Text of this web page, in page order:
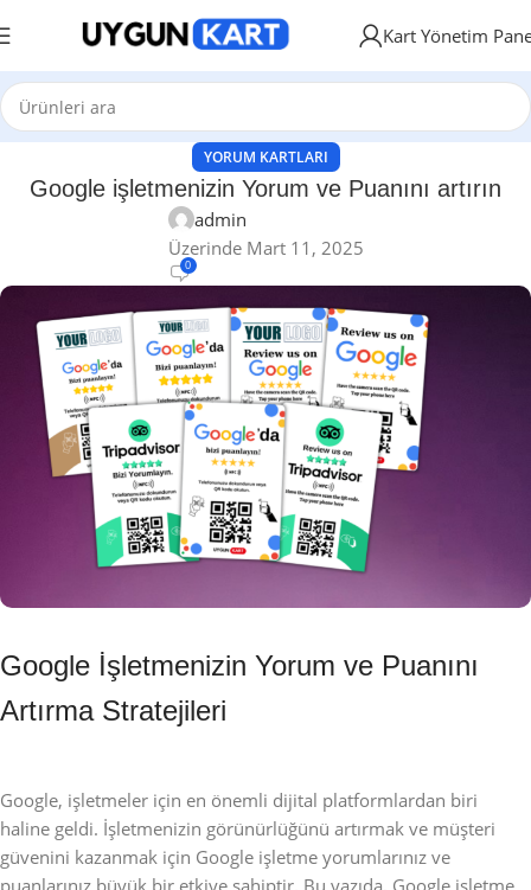
Kart Yönetim
YORUM KARTLARI
Google işletmenizin Yorum ve Puanını artırın
admin
Üzerinde Mart 11, 2025
0
Google İşletmenizin Yorum ve Puanını
Artırma Stratejileri
Google, işletmeler için en önemli dijital platformlardan biri
haline geldi. İşletmenizin görünürlüğünü artırmak ve müşteri
güvenini kazanmak için Google işletme yorumlarınız ve